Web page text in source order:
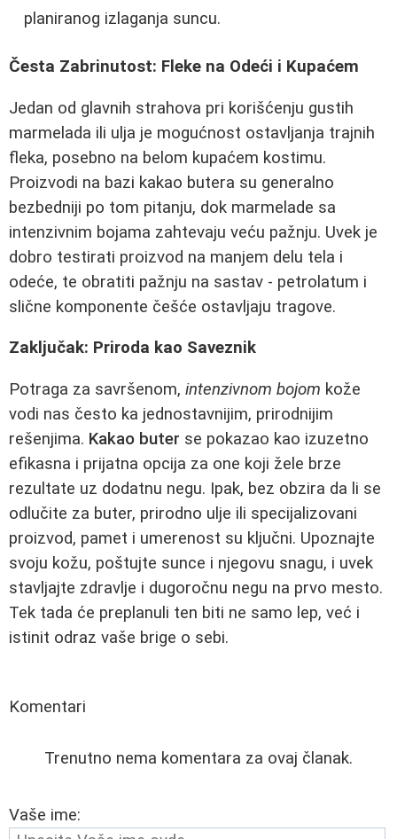
planiranog izlaganja suncu.
Česta Zabrinutost: Fleke na Odeći i Kupaćem
Jedan od glavnih strahova pri korišćenju gustih
marmelada ili ulja je mogućnost ostavljanja trajnih
fleka, posebno na belom kupaćem kostimu.
Proizvodi na bazi kakao butera su generalno
bezbedniji po tom pitanju, dok marmelade sa
intenzivnim bojama zahtevaju veću pažnju. Uvek je
dobro testirati proizvod na manjem delu tela i
odeće, te obratiti pažnju na sastav - petrolatum i
slične komponente češće ostavljaju tragove.
Zaključak: Priroda kao Saveznik
Potraga za savršenom, intenzivnom bojom kože
vodi nas često ka jednostavnijim, prirodnijim
rešenjima. Kakao buter se pokazao kao izuzetno
efikasna i prijatna opcija za one koji žele brze
rezultate uz dodatnu negu. Ipak, bez obzira da li se
odlučite za buter, prirodno ulje ili specijalizovani
proizvod, pamet i umerenost su ključni. Upoznajte
svoju kožu, poštujte sunce i njegovu snagu, i uvek
stavljajte zdravlje i dugoročnu negu na prvo mesto.
Tek tada će preplanuli ten biti ne samo lep, već i
istinit odraz vaše brige o sebi.
Komentari
Trenutno nema komentara za ovaj članak.
Vaše ime: